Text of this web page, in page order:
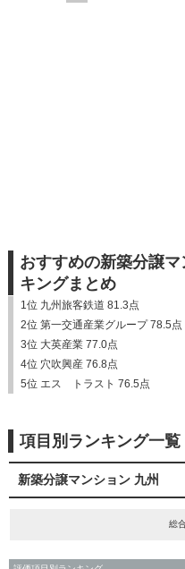
おすすめの新築分譲
キングまとめ
1位 九州旅客鉄道 81.3点
2位 第一交通産業グループ 78.5点
3位 大英産業 77.0点
4位 穴吹興産 76.8点
5位 エス トラスト 76.5点
項目別ランキング一覧
新築分譲マンション 九州
総